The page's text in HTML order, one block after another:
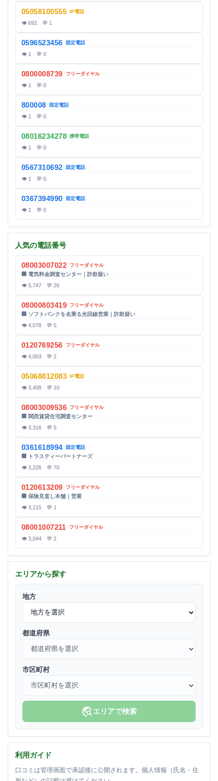
05058100555 IP電話
👁 692 💬 1
0596523456 固定電話
👁 1 💬 0
0800008739 フリーダイヤル
👁 1 💬 0
800008 固定電話
👁 1 💬 0
08016234278 携帯電話
👁 1 💬 0
0567310692 固定電話
👁 1 💬 0
0367394990 固定電話
👁 1 💬 0
人気の電話番号
08003007022 フリーダイヤル
🏢 電気料金調査センター｜詐欺疑い
👁 5,747 💬 26
08000803419 フリーダイヤル
🏢 ソフトバンクを名乗る光回線営業｜詐欺疑い
👁 4,078 💬 5
0120769256 フリーダイヤル
👁 4,003 💬 2
05068812083 IP電話
👁 3,408 💬 10
08003009536 フリーダイヤル
🏢 関西賃貸住宅調査センター
👁 3,316 💬 5
0361618994 固定電話
🏢 トラスティーパートナーズ
👁 3,226 💬 70
0120613209 フリーダイヤル
🏢 保険見直し本舗｜営業
👁 3,115 💬 1
08001007211 フリーダイヤル
👁 3,044 💬 2
エリアから探す
地方
都道府県
市区町村
travel_exploreエリアで検索
利用ガイド
口コミは管理画面で承認後に公開されます。個人情報（氏名・住